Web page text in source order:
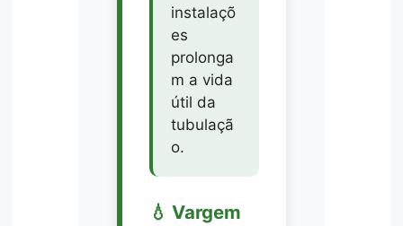
instalaçõ
es
prolonga
m a vida
útil da
tubulaçã
o.
💧 Vargem